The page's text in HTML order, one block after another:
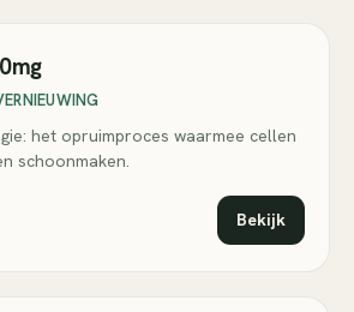
het opruimproces waarmee cellen
schoonmaken.
Bekijk